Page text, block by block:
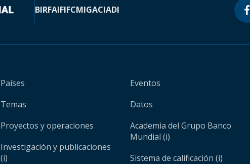
BIRFAIFIFCMIGACIADI
Países
Temas
Proyectos y operaciones
Investigación y publicaciones
(i)
Eventos
Datos
Academia del Grupo Banco
Mundial (i)
Sistema de calificación (i)